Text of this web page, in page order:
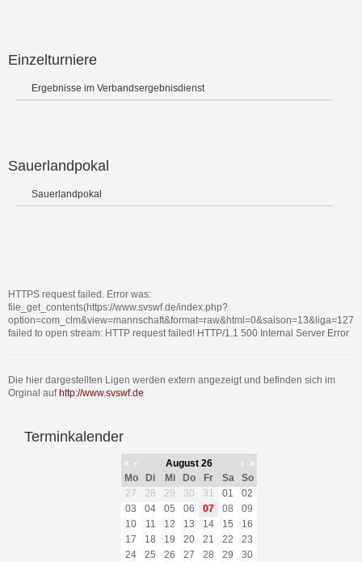
Einzelturniere
Ergebnisse im Verbandsergebnisdienst
Sauerlandpokal
Sauerlandpokal
HTTPS request failed. Error was:
file_get_contents(https://www.svswf.de/index.php?
failed to open stream: HTTP request failed! HTTP/1.1 500 Internal Server Error
Die hier dargestellten Ligen werden extern angezeigt und befinden sich im
Orginal auf http://www.svswf.de
Terminkalender
« ‹ August 26 ›
»
Mo
Di Mi Do Fr Sa
So
27
28 29 30 31 01
02
03
04 05 06 07 08
09
10
11 12 13 14 15
16
17
18 19 20 21 22
23
24
25 26 27 28 29
30